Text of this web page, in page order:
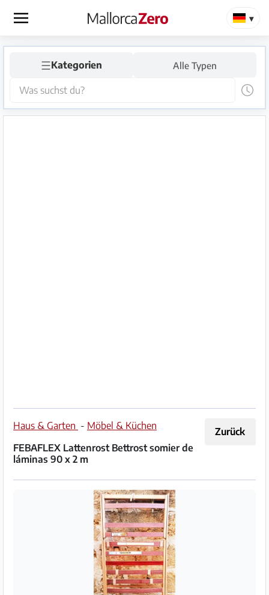
×
Startseite
Anzeige
aufgeben
Hilfe
FAQ
☰Kategorien Alle Typen
Zurück
Haus & Garten - Möbel & Küchen
FEBAFLEX Lattenrost Bettrost somier de
láminas 90 x 2 m